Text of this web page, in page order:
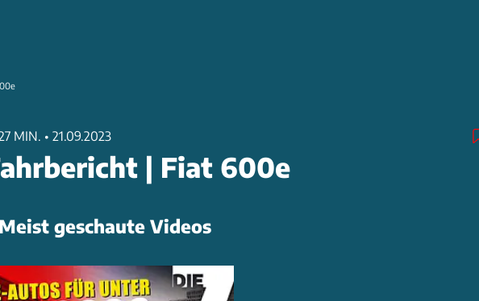
MIN. • 21.09.2023
| Fiat 600e
Meist geschaute Videos